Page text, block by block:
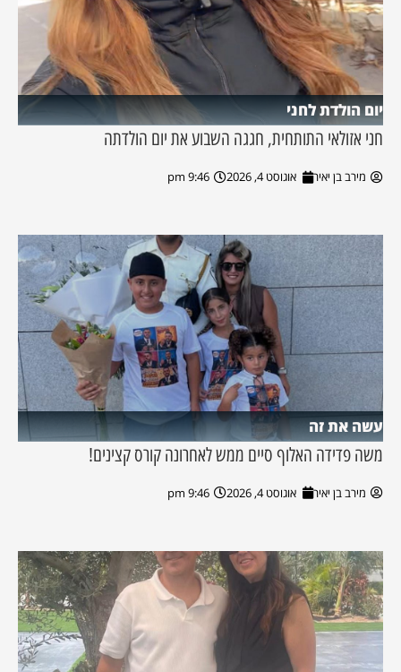
יום הולדת לחני
חני אזולאי התותחית, חגגה השבוע את יום הולדתה
מירב בן יאיר אוגוסט 4, 2026 9:46 pm
עשה את זה
משה פדידה האלוף סיים ממש לאחרונה קורס קצינים!
מירב בן יאיר אוגוסט 4, 2026 9:46 pm